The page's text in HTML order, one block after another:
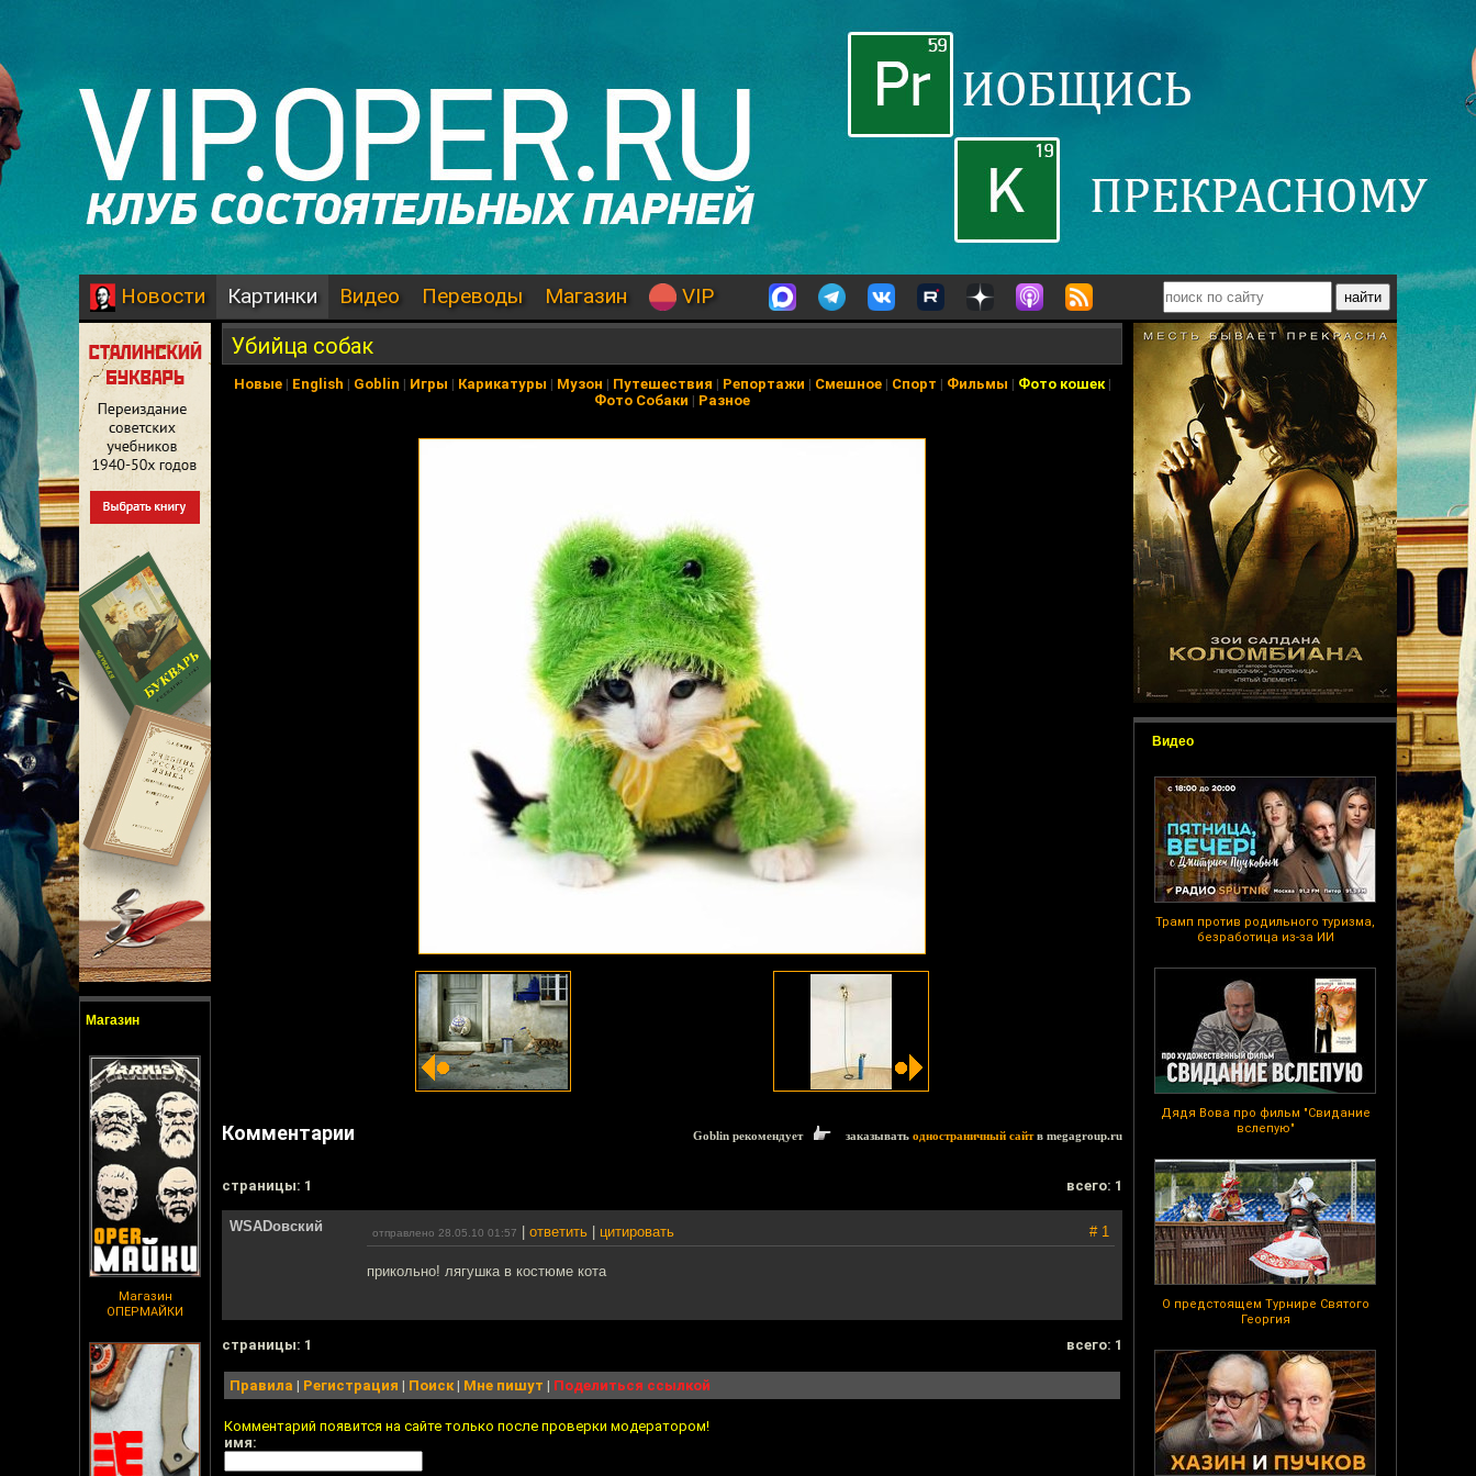
Новости Картинки Видео Переводы Магазин VIP
Магазин
Магазин
ОПЕРМАЙКИ
Видео
Трамп против родильного туризма,
безработица из-за ИИ
Дядя Вова про фильм "Свидание
вслепую"
О предстоящем Турнире Святого
Георгия
Убийца собак
Новые| English | Goblin | Игры | Карикатуры | Музон | Путешествия | Репортажи | Смешное| Спорт | Фильмы | Фото кошек|
Фото Собаки | Разное
Комментарии Goblin рекомендует заказывать одностраничный сайтв megagroup.ru
cтраницы: 1 всего: 1
WSADовский отправлено 28.05.10 01:57 ответить цитировать # 1
прикольно! лягушка в костюме кота
cтраницы: 1 всего: 1
Правила | Регистрация | Поиск| Мне пишут | Поделиться ссылкой
Комментарий появится на сайте только после проверки модератором!
имя: